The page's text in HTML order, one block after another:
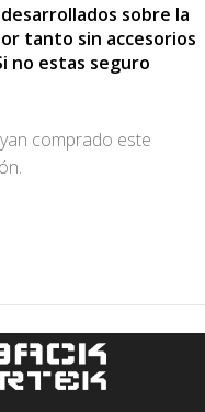
sobre la
tanto sin accesorios
no estas seguro
comprado este